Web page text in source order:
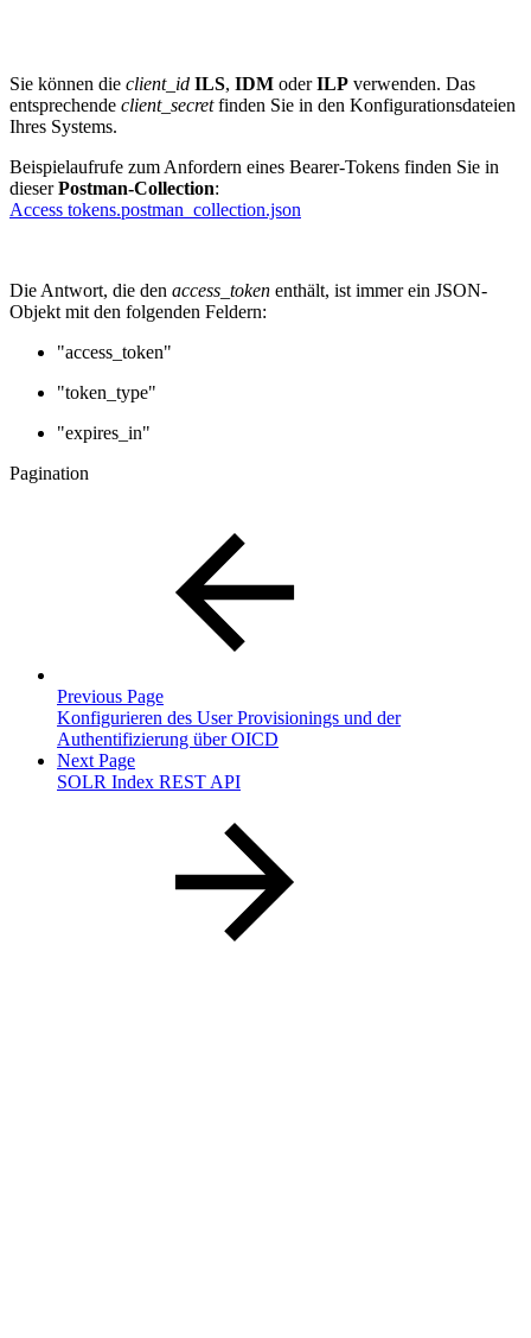
Sie können die client_id ILS, IDM oderILP verwenden. Das
entsprechende client_secretfinden Sie in den Konfigurationsdateien
Ihres Systems.
Beispielaufrufe zum Anfordern eines Bearer-Tokens finden Sie in
dieserPostman-Collection:
Access tokens.postman_collection.json
Die Antwort, die den access_token enthält, ist immer ein JSON-
Objekt mit den folgenden Feldern:
"access_token"
"token_type"
"expires_in"
Pagination
Previous Page
Konfigurieren des User Provisionings und der
Authentifizierung über OICD
Next Page
SOLR Index REST API